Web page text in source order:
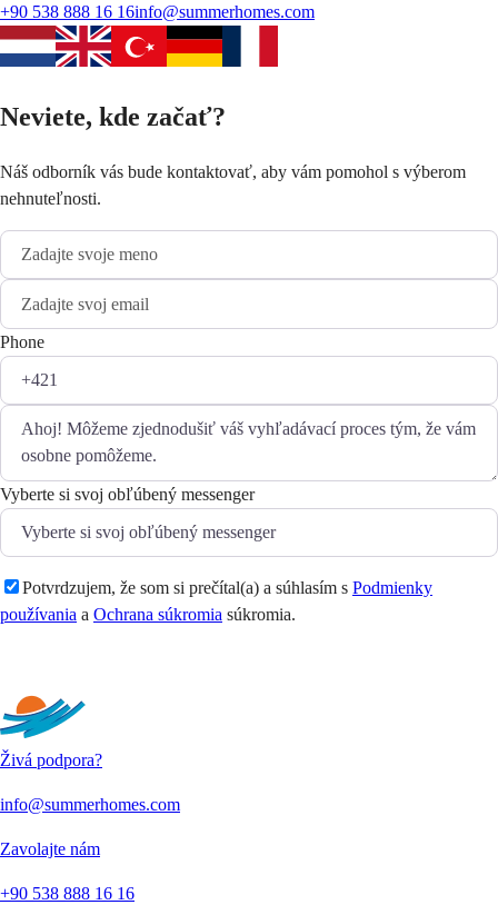
+90 538 888 16 16info@summerhomes.com
Neviete, kde začať?
Náš odborník vás bude kontaktovať, aby vám pomohol s výberom
nehnuteľnosti.
Phone
Vyberte si svoj obľúbený messenger
Potvrdzujem, že som si prečítal(a) a súhlasím s Podmienky
používania a Ochrana súkromia súkromia.
Živá podpora?
info@summerhomes.com
Zavolajte nám
+90 538 888 16 16